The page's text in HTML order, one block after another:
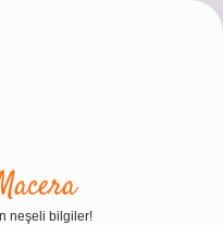
neşeli bilgiler!